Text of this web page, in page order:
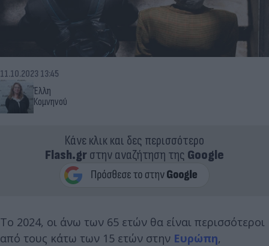
Έλλη
Κομνηνού
11.10.2023 13:45
Κάνε κλικ και δες περισσότερο
Flash.grστην αναζήτηση της Google
Το 2024, οι άνω των 65 ετών θα είναι περισσότεροι
από τους κάτω των 15 ετών στην Ευρώπη,